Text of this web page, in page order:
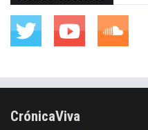
CrónicaViva